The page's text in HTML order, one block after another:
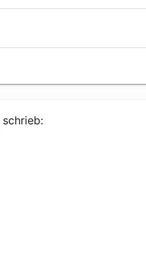
schrieb: